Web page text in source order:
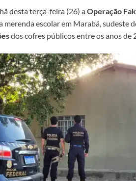
desta terça-feira (26) aOperação
merenda escolar em Marabá, sudeste
dos cofres públicos entre os anos de